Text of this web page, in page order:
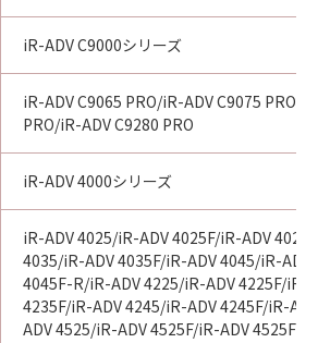
iR-ADV C9000シリーズ
iR-ADV C9065 PRO/iR-ADV C9075 PRO/
PRO/iR-ADV C9280 PRO
iR-ADV 4000シリーズ
iR-ADV 4025/iR-ADV 4025F/iR-ADV
4035/iR-ADV 4035F/iR-ADV 4045/iR-ADV
4045F-R/iR-ADV 4225/iR-ADV 4225F/iR-
4235F/iR-ADV 4245/iR-ADV 4245F/iR-
ADV 4525/iR-ADV 4525F/iR-ADV 4525F